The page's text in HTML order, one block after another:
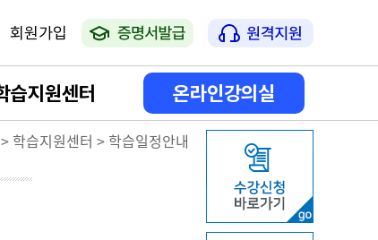
회원가입
습지원센터 온라인강의실
나의 강의실
나의 학사활동
학습지원센터 > 학습일정안내